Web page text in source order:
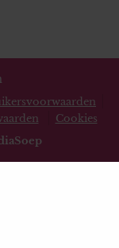
Cookies